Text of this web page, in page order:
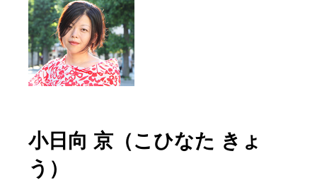
小日向 京（こひなた きょ
う）